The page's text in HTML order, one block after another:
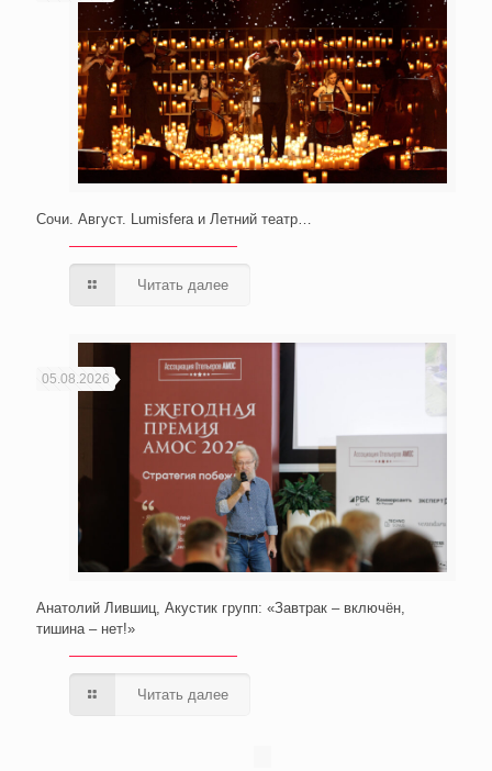
Сочи. Август. Lumisfera и Летний театр…
Читать далее
05.08.2026
Анатолий Лившиц, Акустик групп: «Завтрак – включён,
тишина – нет!»
Читать далее